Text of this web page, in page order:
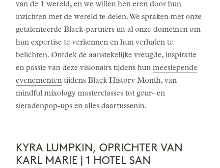
van de 1 wereld, en we willen hen eren door hun
inzichten met de wereld te delen. We spraken met onze
getalenteerde Black-partners uit al onze domeinen om
hun expertise te verkennen en hun verhalen te
belichten. Ontdek de aanstekelijke vreugde, inspiratie
en passie van deze visionairs tijdens hun meeslepende
evenementen tijdens Black History Month, van
mindful mixology masterclasses tot geur- en
sieradenpop-ups en alles daartussenin.
KYRA LUMPKIN, OPRICHTER VAN
KARL MARIE | 1 HOTEL SAN